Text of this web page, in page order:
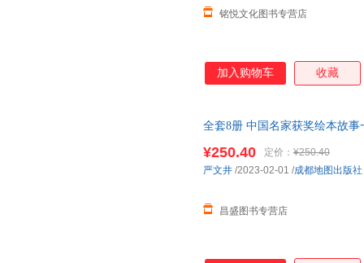
铭悦文化图书专营店
加入购物车 收藏
全套8册 中国名家获奖绘本故事
¥250.40 定价： ¥250.40
昌盛图书专营店
严文井 /2023-02-01 /成都地图出版社